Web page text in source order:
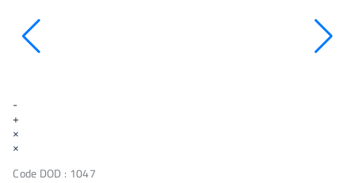
-
+
×
×
Code DOD : 1047